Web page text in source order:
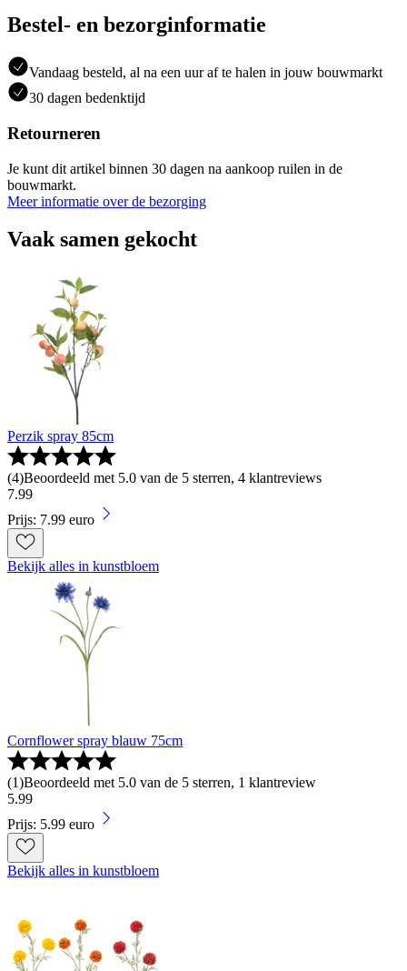
Bestel- en bezorginformatie
Vandaag besteld, al na een uur af te halen in jouw bouwmarkt
30 dagen bedenktijd
Retourneren
Je kunt dit artikel binnen 30 dagen na aankoop ruilen in de
bouwmarkt.
Meer informatie over de bezorging
Vaak samen gekocht
Perzik spray 85cm
(4)Beoordeeld met 5.0 van de 5 sterren, 4 klantreviews
7.99
Prijs: 7.99 euro
Bekijk alles in kunstbloem
Cornflower spray blauw 75cm
(1)Beoordeeld met 5.0 van de 5 sterren, 1 klantreview
5.99
Prijs: 5.99 euro
Bekijk alles in kunstbloem